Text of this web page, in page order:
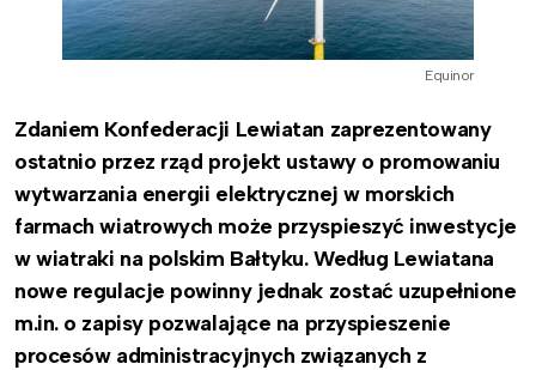
Equinor
Zdaniem Konfederacji Lewiatan zaprezentowany
ostatnio przez rząd projekt ustawy o promowaniu
wytwarzania energii elektrycznej w morskich
farmach wiatrowych może przyspieszyć inwestycje
w wiatraki na polskim Bałtyku. Według Lewiatana
nowe regulacje powinny jednak zostać uzupełnione
m.in. o zapisy pozwalające na przyspieszenie
procesów administracyjnych związanych z